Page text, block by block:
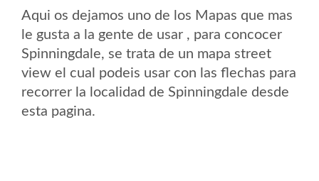
Aqui os dejamos uno de los Mapas que mas
le gusta a la gente de usar , para concocer
Spinningdale, se trata de un mapa street
view el cual podeis usar con las flechas para
recorrer la localidad de Spinningdale desde
esta pagina.